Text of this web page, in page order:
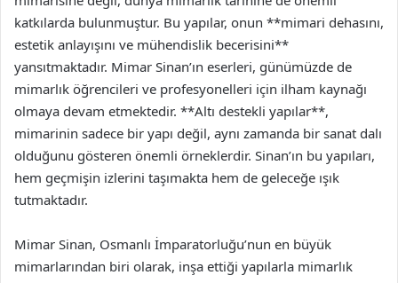
katkılarda bulunmuştur. Bu yapılar, onun **mimari dehasını,
estetik anlayışını ve mühendislik becerisini**
yansıtmaktadır. Mimar Sinan’ın eserleri, günümüzde de
mimarlık öğrencileri ve profesyonelleri için ilham kaynağı
olmaya devam etmektedir. **Altı destekli yapılar**,
mimarinin sadece bir yapı değil, aynı zamanda bir sanat dalı
olduğunu gösteren önemli örneklerdir. Sinan’ın bu yapıları,
hem geçmişin izlerini taşımakta hem de geleceğe ışık
tutmaktadır.
Mimar Sinan, Osmanlı İmparatorluğu’nun en büyük
mimarlarından biri olarak, inşa ettiği yapılarla mimarlık